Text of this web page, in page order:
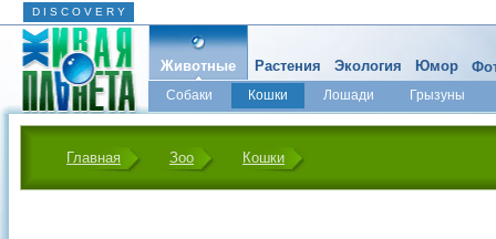
D I S C O V E R Y
Животные
Собаки Кошки Лошади
Грызуны
Микромир
Растения Экология Юмор
Главная Зоо Кошки